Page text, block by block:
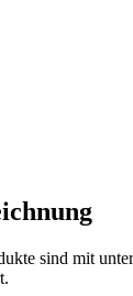
sind mit